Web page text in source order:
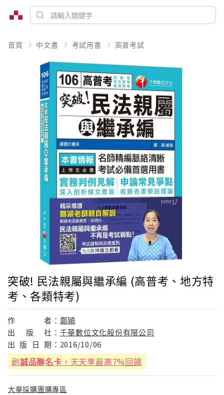
首頁 中文書 考試用書 高普考試
突破! 民法親屬與繼承編 (高普考、地方特
考、各類特考)
作 者： 鄭頴
出
版 社： 千華數位文化股份有限公司
出 版 日 期： 2016/10/06
刷誠品聯名卡 ，天天享最高7%回饋
大量採購團購專區